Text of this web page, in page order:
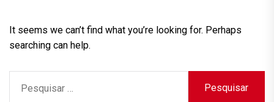
It seems we can’t find what you’re looking for. Perhaps
searching can help.
por: